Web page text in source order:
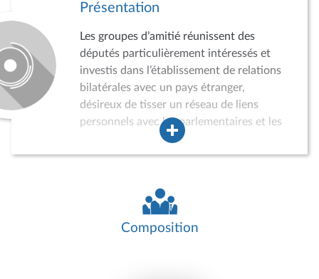
Présentation
Les groupes d’amitié réunissent des
députés particulièrement intéressés et
investis dans l’établissement de relations
bilatérales avec un pays étranger,
désireux de tisser un réseau de liens
personnels avec les parlementaires et les
acteurs de la vie politique, économique,
sociale et culturelle du pays concerné.
peuvent conduire des auditions,
participer à divers événements, recevoir
des délégations de parlementaires
Composition